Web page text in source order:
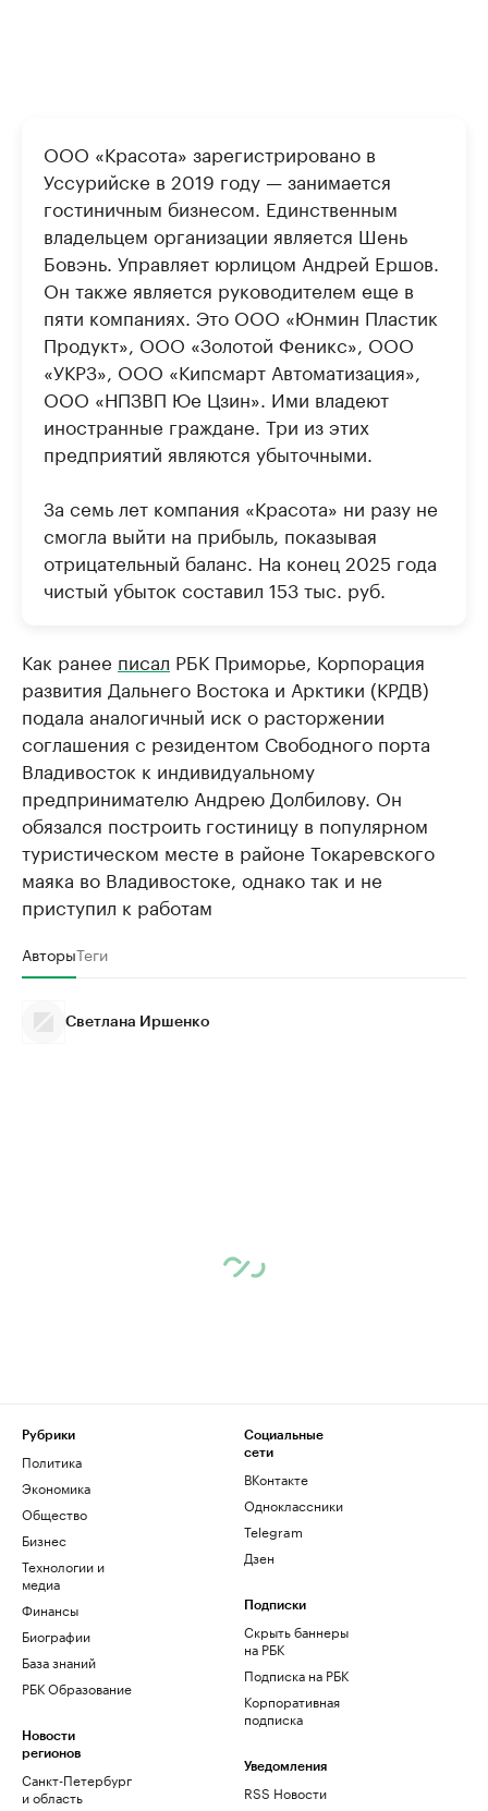
ООО «Красота» зарегистрировано в
Уссурийске в 2019 году — занимается
гостиничным бизнесом. Единственным
владельцем организации является Шень
Бовэнь. Управляет юрлицом Андрей Ершов.
Он также является руководителем еще в
пяти компаниях. Это ООО «Юнмин Пластик
Продукт», ООО «Золотой Феникс», ООО
«УКРЗ», ООО «Кипсмарт Автоматизация»,
ООО «НПЗВП Юе Цзин». Ими владеют
иностранные граждане. Три из этих
предприятий являются убыточными.
За семь лет компания «Красота» ни разу не
смогла выйти на прибыль, показывая
отрицательный баланс. На конец 2025 года
чистый убыток составил 153 тыс. руб.
Как ранее писал РБК Приморье, Корпорация
развития Дальнего Востока и Арктики (КРДВ)
подала аналогичный иск о расторжении
соглашения с резидентом Свободного порта
Владивосток к индивидуальному
предпринимателю Андрею Долбилову. Он
обязался построить гостиницу в популярном
туристическом месте в районе Токаревского
маяка во Владивостоке, однако так и не
приступил к работам
АвторыТеги
Светлана Иршенко
Рубрики
Политика
Экономика
Общество
Бизнес
Технологии и
медиа
Финансы
Биографии
База знаний
РБК Образование
Новости
регионов
Санкт-Петербург
и область
Социальные
сети
ВКонтакте
Одноклассники
Telegram
Дзен
Подписки
Скрыть баннеры
на РБК
Подписка на РБК
Корпоративная
подписка
Уведомления
RSS Новости